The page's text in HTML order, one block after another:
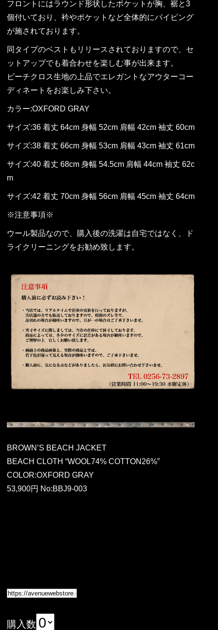
フロントにはラウンド形状したポケットが胸、裾と3
個付いており、衿やポケットなど全体的にパイピング
が施されております。
同タイプのベストもリリースされておりますので、セ
ットアップでも着合わせを楽しむ事が出来ます。
ビーチクロス生地の上品でエレガントなアウターコー
ディネートをお楽しみ下さい。
カラー:OXFORD GRAY
サイズ:36 着丈 64cm 身幅 52cm 肩幅 42cm 袖丈 60cm
サイズ:38 着丈 66cm 身幅 53cm 肩幅 43cm 袖丈 61cm
サイズ:40 着丈 68cm 身幅 54.5cm 肩幅 44cm 袖丈 62c
m
サイズ:42 着丈 70cm 身幅 56cm 肩幅 45cm 袖丈 64cm
※注意事項※
ウール製品なので、購入後の洗濯は自宅ではなく、ド
ライクリーニングをお勧め致します。
BROWN’S BEACH JACKET
BEACH CLOTH “WOOL74% COTTON26%”
COLOR:OXFORD GRAY
53,900円 No:BBJ9-003
購入数